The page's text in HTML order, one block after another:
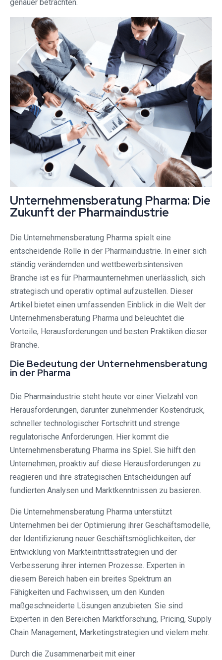
genauer betrachten.
Unternehmensberatung Pharma: Die
Zukunft der Pharmaindustrie
Die Unternehmensberatung Pharma spielt eine
entscheidende Rolle in der Pharmaindustrie. In einer sich
ständig verändernden und wettbewerbsintensiven
Branche ist es für Pharmaunternehmen unerlässlich, sich
strategisch und operativ optimal aufzustellen. Dieser
Artikel bietet einen umfassenden Einblick in die Welt der
Unternehmensberatung Pharma und beleuchtet die
Vorteile, Herausforderungen und besten Praktiken dieser
Branche.
Die Bedeutung der Unternehmensberatung
in der Pharma
Die Pharmaindustrie steht heute vor einer Vielzahl von
Herausforderungen, darunter zunehmender Kostendruck,
schneller technologischer Fortschritt und strenge
regulatorische Anforderungen. Hier kommt die
Unternehmensberatung Pharma ins Spiel. Sie hilft den
Unternehmen, proaktiv auf diese Herausforderungen zu
reagieren und ihre strategischen Entscheidungen auf
fundierten Analysen und Marktkenntnissen zu basieren.
Die Unternehmensberatung Pharma unterstützt
Unternehmen bei der Optimierung ihrer Geschäftsmodelle,
der Identifizierung neuer Geschäftsmöglichkeiten, der
Entwicklung von Markteintrittsstrategien und der
Verbesserung ihrer internen Prozesse. Experten in
diesem Bereich haben ein breites Spektrum an
Fähigkeiten und Fachwissen, um den Kunden
maßgeschneiderte Lösungen anzubieten. Sie sind
Experten in den Bereichen Marktforschung, Pricing, Supply
Chain Management, Marketingstrategien und vielem mehr.
Durch die Zusammenarbeit mit einer